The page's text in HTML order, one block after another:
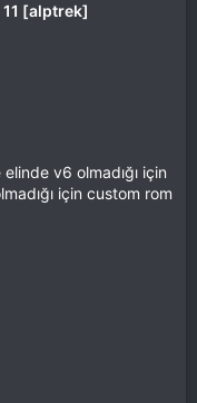
11 [alptrek]
v6 olmadığı için
için custom rom